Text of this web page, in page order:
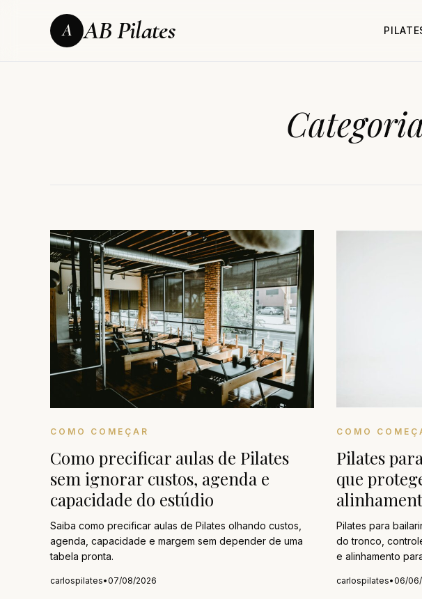
A AB Pilates
COMO COMEÇAR
Como precificar aulas de Pilates
sem ignorar custos, agenda e
capacidade do estúdio
Saiba como precificar aulas de Pilates olhando custos,
agenda, capacidade e margem sem depender de uma
tabela pronta.
carlospilates•07/08/2026
COMO
Pilates
que
Pilates para
do tronco,
e alinhamento
carlospilates•06/